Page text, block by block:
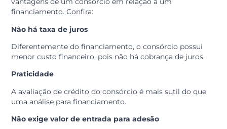
necessidades.
Se você possui uma necessidade imediata, é provável
o financiamento atenda melhor às suas expectativas,
agora, se você prefere se planejar, o consórcio é a
disposto a pagar para transformar esse sonho em